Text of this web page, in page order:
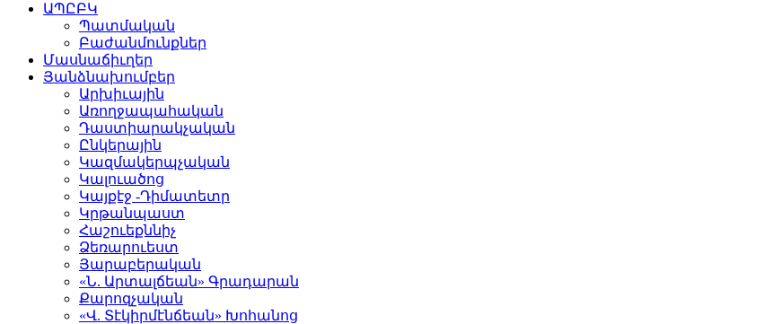
ԱՊԸԲԿ
Պատմական
Բաժանմունքներ
Մասնաճիւղեր
Յանձնախումբեր
Արխիւային
Առողջապահական
Դաստիարակչական
Ընկերային
Կազմակերպչական
Կալուածոց
Կայքէջ -Դիմատետր
Կրթանպաստ
Հաշուեքննիչ
Ձեռարուեստ
Յարաբերական
«Ն. Արտալճեան» Գրադարան
Քարոզչական
«Վ. Տէկիրմէնճեան» Խոհանոց